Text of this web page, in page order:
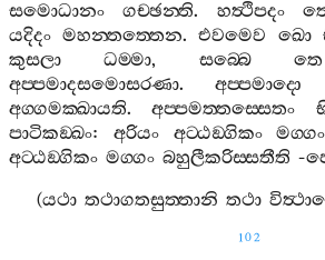
සමොධානං
ගච‍්ඡන‍්ති. හත්‍ථිපදං
යදිදං මහන‍්තත‍්තෙන.එවමෙව ඛො
කුසලා
ධම‍්මා, සබ‍්බෙ තෙ
අප‍්පමාදසමොසරණා.අප‍්පමාදො
අග‍්ගමක‍්ඛායති.අප‍්පමත‍්තස‍්සෙතං
පාටිකඞ‍්ඛං: අරියං අට‍්ඨඞ‍්ගිකං මග‍්ගං
අට‍්ඨඞ‍්ගිකං මග‍්ගං බහුලීකරිස‍්සතීති -
(යථා තථාගතසුත‍්තානි තථා
102